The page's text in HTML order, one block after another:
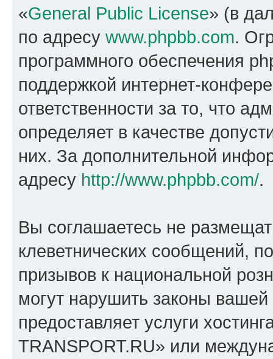
«General Public License» (в
по адресу www.phpbb.com.
программного обеспечения
поддержкой интернет-
ответственности за то, что
определяет в качестве
них. За дополнительной
адресу http://www.phpbb.com/.
Вы соглашаетесь не
клеветнических сообщений,
призывов к национальной
могут нарушить законы
предоставляет услуги
TRANSPORT.RU» или